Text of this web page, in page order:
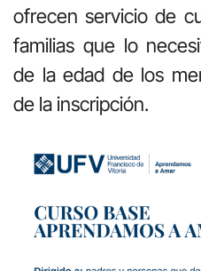
ofrecen servicio de
familias que lo
de la edad de los
de la inscripción.